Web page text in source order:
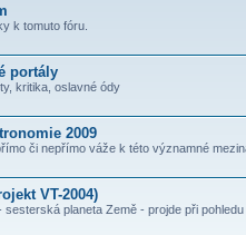
k tomuto fóru.
portály
kritika, oslavné ódy
2009
či nepřímo váže k této významné
VT-2004)
sesterská planeta Země - projde při